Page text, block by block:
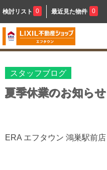
検討リスト 0 最近見た物件 0
スタッフブログ
夏季休業のお知らせ
ERA エフタウン 鴻巣駅前